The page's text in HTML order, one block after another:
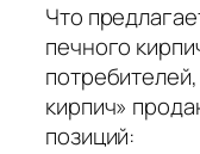
Что
печного
кирпич»
позиций: